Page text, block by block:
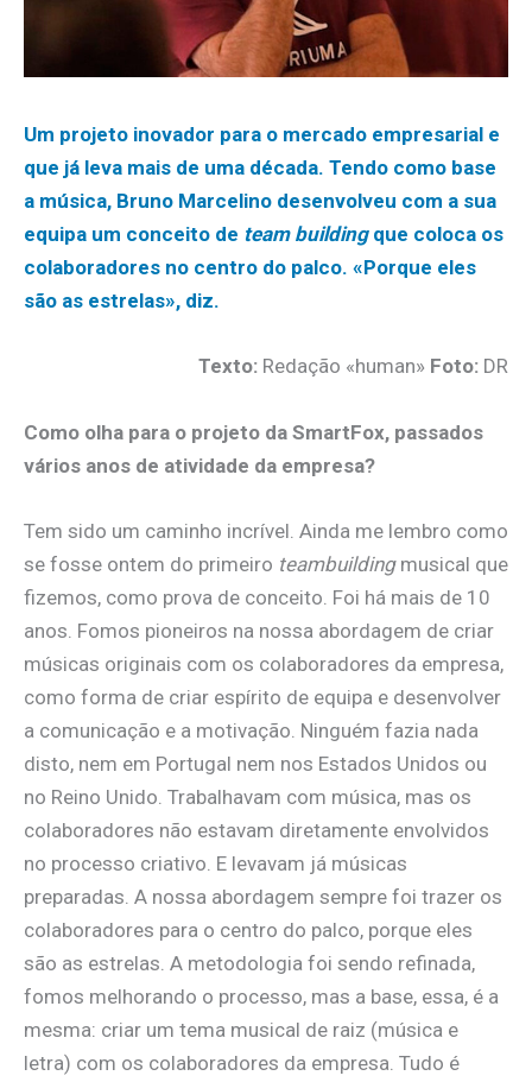
Um projeto inovador para o mercado empresarial e
que já leva mais de uma década. Tendo como base
a música, Bruno Marcelino desenvolveu com a sua
equipa um conceito de team buildingque coloca os
colaboradores no centro do palco. «Porque eles
são as estrelas», diz.
Texto: Redação «human» Foto: DR
Como olha para o projeto da SmartFox, passados
vários anos de atividade da empresa?
Tem sido um caminho incrível. Ainda me lembro como
se fosse ontem do primeiro teambuildingmusical que
fizemos, como prova de conceito. Foi há mais de 10
anos. Fomos pioneiros na nossa abordagem de criar
músicas originais com os colaboradores da empresa,
como forma de criar espírito de equipa e desenvolver
a comunicação e a motivação. Ninguém fazia nada
disto, nem em Portugal nem nos Estados Unidos ou
no Reino Unido. Trabalhavam com música, mas os
colaboradores não estavam diretamente envolvidos
no processo criativo. E levavam já músicas
preparadas. A nossa abordagem sempre foi trazer os
colaboradores para o centro do palco, porque eles
são as estrelas. A metodologia foi sendo refinada,
fomos melhorando o processo, mas a base, essa, é a
mesma: criar um tema musical de raiz (música e
letra) com os colaboradores da empresa. Tudo é